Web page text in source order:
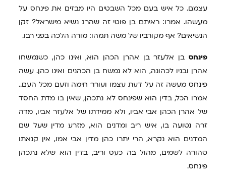
עצמם. כל איש בעם מכל השבטים היו מבזים את פינחס על
מעשהו. אמרו: ראיתם בן פוטי זה שהרג נשיא מישראל? זקן
הנשיאים? אף מקורביו של משה תמהו: מורה הלכה בפני רבו.
פינחס בן אלעזר בן אהרן הכהן הוא, ואינו כהן, כשנמשחו
אהרן ובניו לכהונה, הוא לא נמשח בן הכהנים ואינו כהן. עשה
פינחס מעשה זה על דעת עצמו ועורר חימה וזעם מכל העם..
אמרו הכל, בדין הוא שפינחס לא נתכהן, שאין בו מדת החסד
של אהרן הכהן אבי אביו, ולא ממידתו של אלעזר אביו, מדה
זרה נטועה בו, איש ריב ומדנים הוא, מזרע מדין שעל שם
המדנים הוא נקרא, הרי יתרו כהן מדין אבי אמו, אין קנאתו
טהורה לשמים, מהול בה כעס וריב, בדין הוא שלא נתכהן
פינחס.